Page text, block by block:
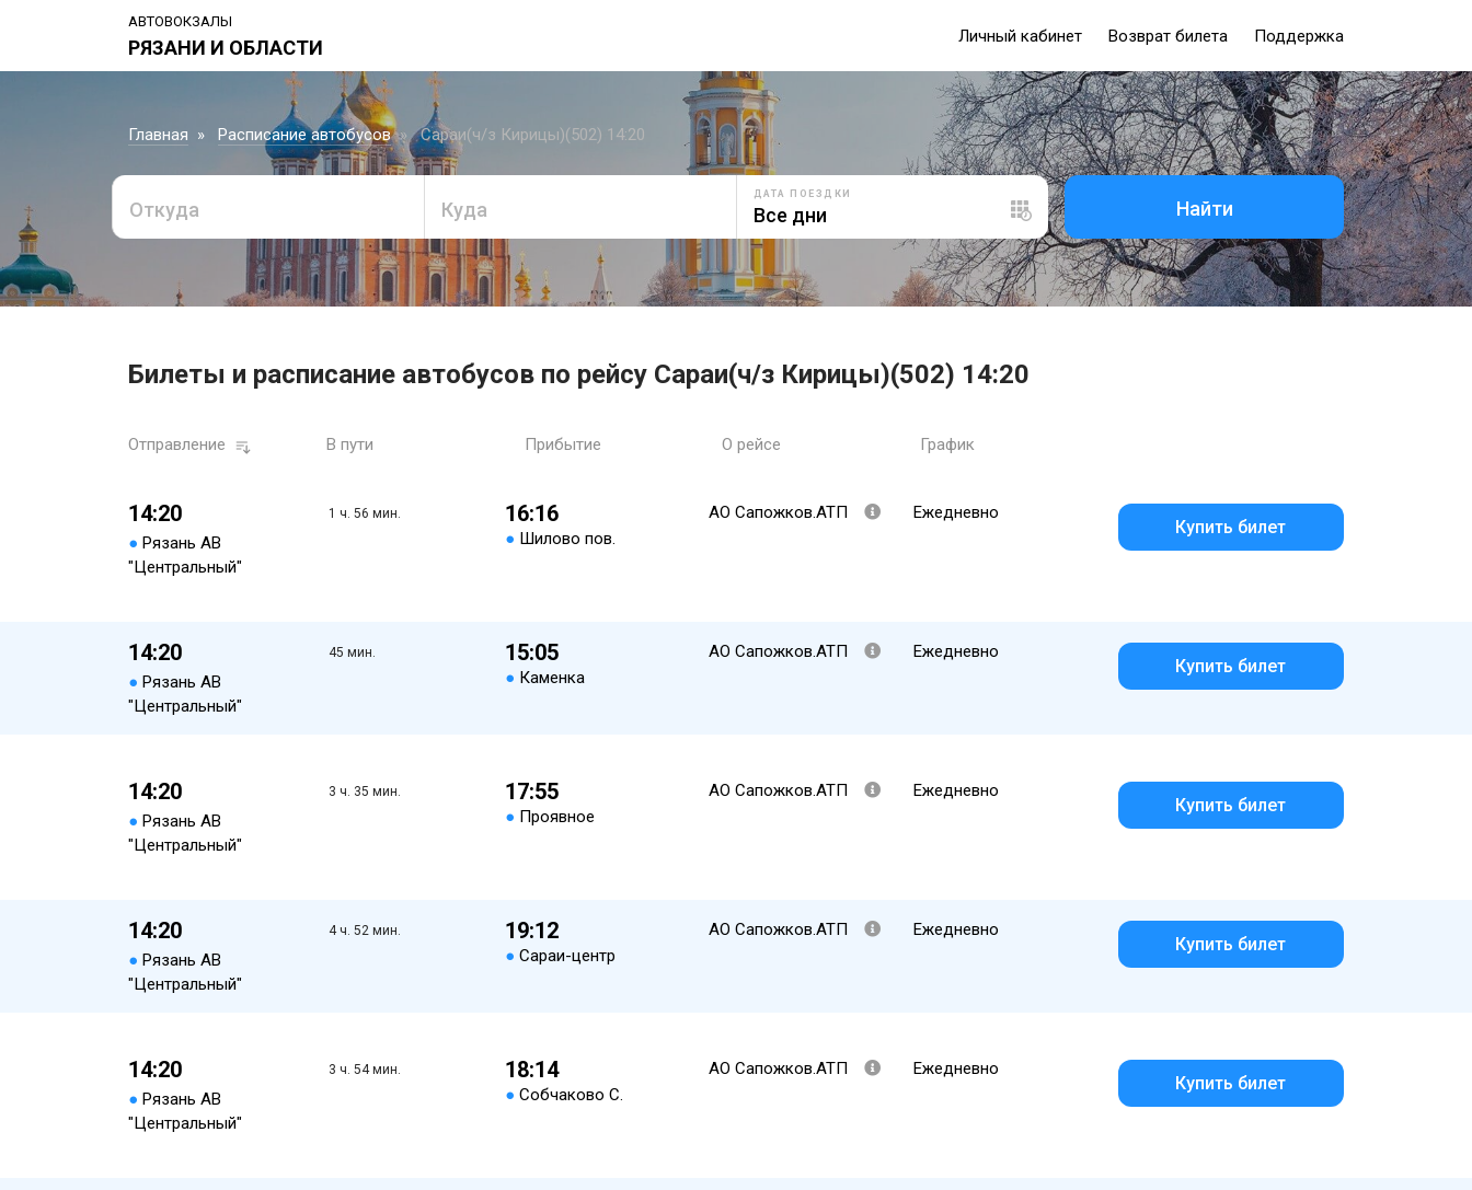
АВТОВОКЗАЛЫ
РЯЗАНИ И ОБЛАСТИ
Личный кабинет Возврат билета Поддержка
Главная Расписание автобусов Сараи(ч/з Кирицы)(502) 14:20
Откуда Куда
ДАТА ПОЕЗДКИ
Найти
Билеты и расписание автобусов по рейсу Сараи(ч/з Кирицы)(502) 14:20
Отправление В пути Прибытие О рейсе График
14:20
● Рязань АВ
"Центральный"
1 ч. 56 мин. 16:16
● Шилово пов.
АО Сапожков.АТП Ежедневно
Купить билет
14:20
● Рязань АВ
"Центральный"
45 мин. 15:05
● Каменка
АО Сапожков.АТП Ежедневно
Купить билет
14:20
● Рязань АВ
"Центральный"
3 ч. 35 мин. 17:55
● Проявное
АО Сапожков.АТП Ежедневно
Купить билет
14:20
● Рязань АВ
"Центральный"
4 ч. 52 мин. 19:12
● Сараи-центр
АО Сапожков.АТП Ежедневно
Купить билет
14:20
● Рязань АВ
"Центральный"
3 ч. 54 мин. 18:14
● Собчаково С.
АО Сапожков.АТП Ежедневно
Купить билет